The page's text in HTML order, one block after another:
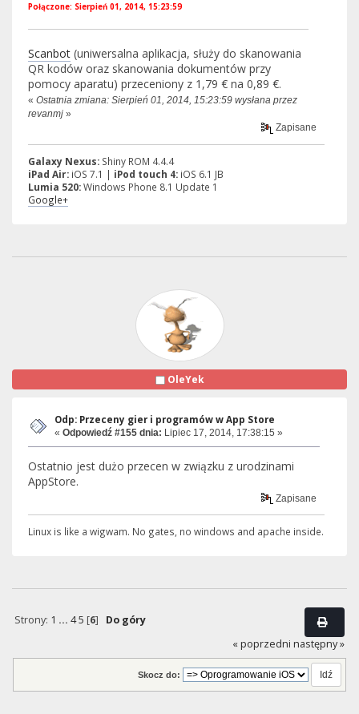
Połączone: Sierpień 01, 2014, 15:23:59
Scanbot (uniwersalna aplikacja, służy do skanowania
QR kodów oraz skanowania dokumentów przy
pomocy aparatu) przeceniony z 1,79 € na 0,89 €.
« Ostatnia zmiana: Sierpień 01, 2014, 15:23:59 wysłana przez
revanmj »
Zapisane
Galaxy Nexus: Shiny ROM 4.4.4
iPad Air: iOS 7.1 | iPod touch 4: iOS 6.1 JB
Lumia 520:Windows Phone 8.1 Update 1
Google+
OleYek
Odp: Przeceny gier i programów w App Store
« Odpowiedź #155 dnia: Lipiec 17, 2014, 17:38:15 »
Ostatnio jest dużo przecen w związku z urodzinami
AppStore.
Zapisane
Linux is like a wigwam. No gates, no windows and apache inside.
Strony: 1 ... 4 5 [6] Do góry
« poprzedni następny »
Skocz do: